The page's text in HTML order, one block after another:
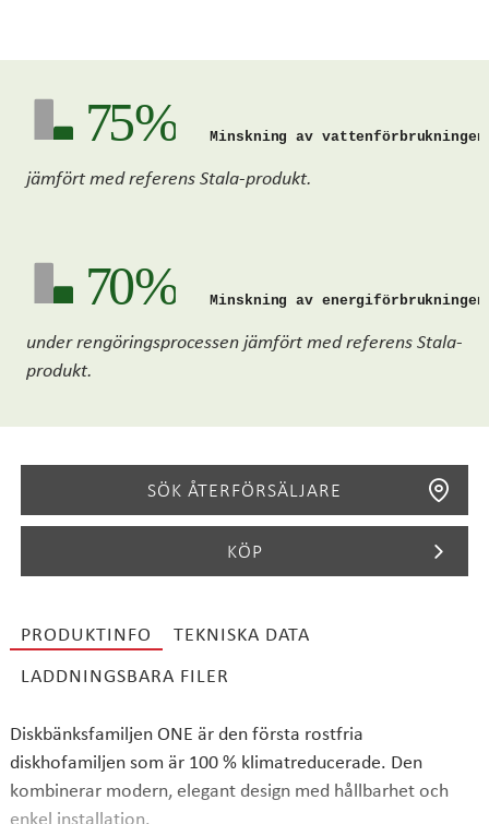
75 % Minskning av vattenförbrukningen
jämfört med referens Stala-produkt.
70 % Minskning av energiförbrukningen
under rengöringsprocessen jämfört med referens Stala-
produkt.
SÖK ÅTERFÖRSÄLJARE
SÖK
KÖP
PRODUKTINFO
TEKNISKA DATA
LADDNINGSBARA FILER
Diskbänksfamiljen ONE är den första rostfria
diskhofamiljen som är 100 % klimatreducerade. Den
kombinerar modern, elegant design med hållbarhet och
enkel installation.